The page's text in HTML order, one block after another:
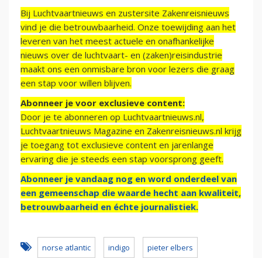
Bij Luchtvaartnieuws en zustersite Zakenreisnieuws
vind je die betrouwbaarheid. Onze toewijding aan het
leveren van het meest actuele en onafhankelijke
nieuws over de luchtvaart- en (zaken)reisindustrie
maakt ons een onmisbare bron voor lezers die graag
een stap voor willen blijven.
Abonneer je voor exclusieve content:
Door je te abonneren op Luchtvaartnieuws.nl,
Luchtvaartnieuws Magazine en Zakenreisnieuws.nl krijg
je toegang tot exclusieve content en jarenlange
ervaring die je steeds een stap voorsprong geeft.
Abonneer je vandaag nog en word onderdeel van
een gemeenschap die waarde hecht aan kwaliteit,
betrouwbaarheid en échte journalistiek.
norse atlantic indigo pieter elbers